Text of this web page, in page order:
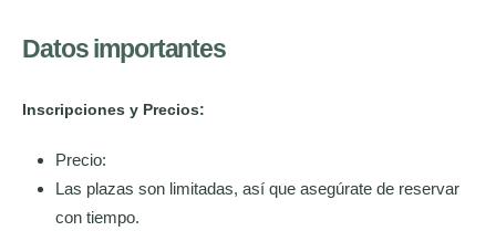
Datos importantes
Inscripciones y Precios:
Precio:
Las plazas son limitadas, así que asegúrate de reservar
con tiempo.